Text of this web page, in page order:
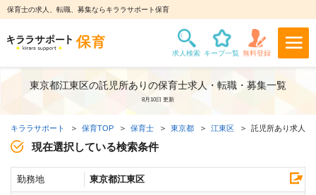
保育士の求人、転職、募集ならキララサポート保育
東京都江東区の託児所ありの保育士求人・転職・募集一覧
8月10日 更新
キララサポート 保育TOP 保育士 東京都 江東区 託児所あり求人
現在選択している検索条件
勤務地 東京都江東区